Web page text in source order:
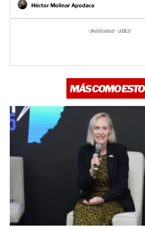
Héctor Molinar Apodaca
- Publicidad - (MR3)
MÁS COMO ESTO